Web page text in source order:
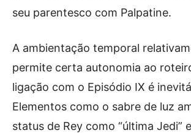
seu parentesco com Palpatine.
A ambientação temporal
permite certa autonomia ao
ligação com o Episódio IX é
Elementos como o sabre de luz
status de Rey como “última Jedi”